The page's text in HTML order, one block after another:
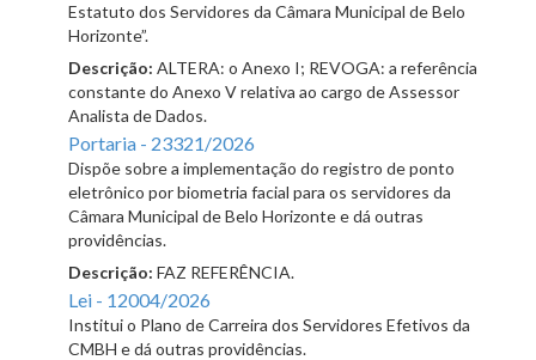
Estatuto dos Servidores da Câmara Municipal de Belo
Horizonte”.
Descrição: ALTERA: o Anexo I; REVOGA: a referência
constante do Anexo V relativa ao cargo de Assessor
Analista de Dados.
Portaria - 23321/2026
Dispõe sobre a implementação do registro de ponto
eletrônico por biometria facial para os servidores da
Câmara Municipal de Belo Horizonte e dá outras
providências.
Descrição: FAZ REFERÊNCIA.
Lei - 12004/2026
Institui o Plano de Carreira dos Servidores Efetivos da
CMBH e dá outras providências.